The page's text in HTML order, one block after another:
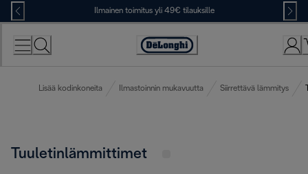
Skip
to
Content
Ilmainen toimitus yli 49€ tilauksille
Accessibility
Lisää kodinkoneita Ilmastoinnin mukavuutta Siirrettävä lämmitys
Tuuletinlämmittimet